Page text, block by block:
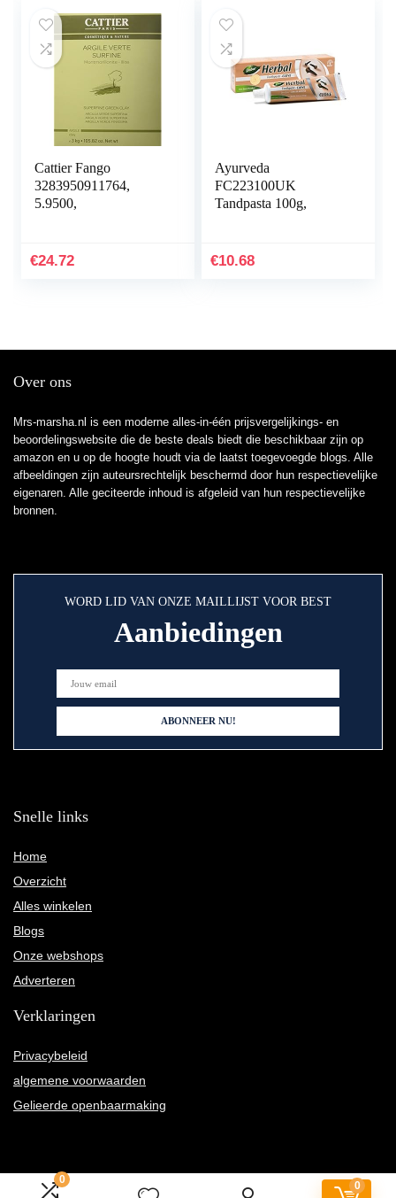
0
0
Cattier Fango
3283950911764,
5.9500,
€24.72
Ayurveda
FC223100UK
Tandpasta 100g,
€10.68
Over ons
Mrs-marsha.nl is een moderne alles-in-één prijsvergelijkings- en
beoordelingswebsite die de beste deals biedt die beschikbaar zijn op
amazon en u op de hoogte houdt via de laatst toegevoegde blogs. Alle
afbeeldingen zijn auteursrechtelijk beschermd door hun respectievelijke
eigenaren. Alle geciteerde inhoud is afgeleid van hun respectievelijke
bronnen.
WORD LID VAN ONZE MAILLIJST VOOR BEST
Aanbiedingen
Snelle links
Home
Overzicht
Alles winkelen
Blogs
Onze webshops
Adverteren
Verklaringen
Privacybeleid
algemene voorwaarden
Gelieerde openbaarmaking